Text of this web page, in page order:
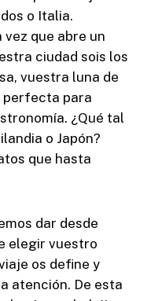
o Italia.
vez que abre un
ciudad sois los
vuestra luna de
perfecta para
¿Qué tal
o Japón?
que hasta
dar desde
elegir vuestro
os define y
atención. De esta